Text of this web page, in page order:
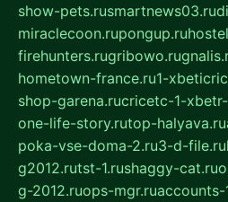
show-pets.rusmartnews03.ru
miraclecoon.rupongup.ru
firehunters.rugribowo.ru
hometown-france.ru1-
shop-garena.rucricetc-1-
one-life-story.rutop-halyava.ru
poka-vse-doma-2.ru3-d-file.ru
g2012.rutst-1.rushaggy-cat.ru
g-2012.ruops-mgr.ruaccounts-